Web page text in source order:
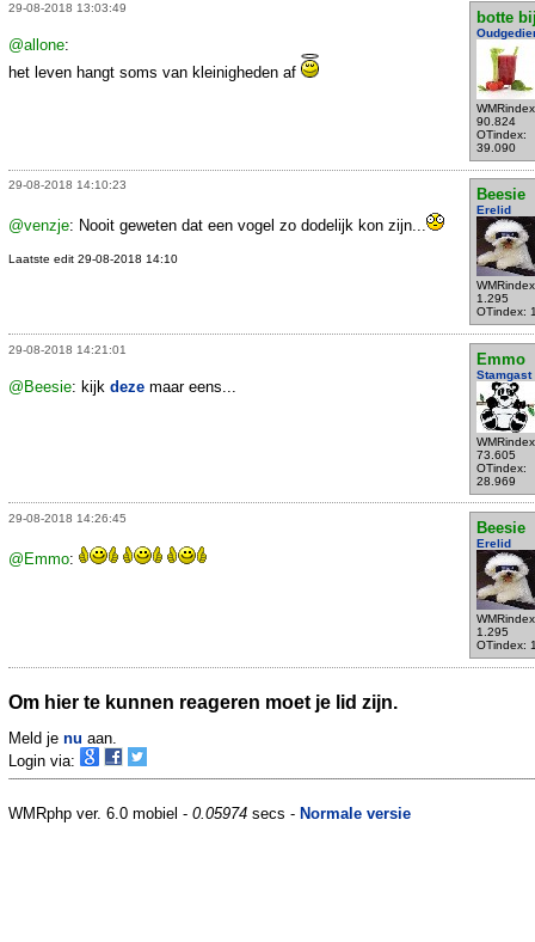
29-08-2018 13:03:49
botte
90.824
OTindex:
39.090
@allone:
het leven hangt soms van kleinigheden af
29-08-2018 14:10:23
Beesie
Erelid
1.295
OTindex:
@venzje: Nooit geweten dat een vogel zo dodelijk kon zijn...
Laatste edit 29-08-2018 14:10
29-08-2018 14:21:01
Emmo
Stamgast
73.605
OTindex:
28.969
@Beesie: kijk deze maar eens...
29-08-2018 14:26:45
Beesie
Erelid
1.295
OTindex:
@Emmo:
Om hier te kunnen reageren moet je lid zijn.
Meld je nu aan.
Login via:
WMRphp ver. 6.0 mobiel - 0.05974 secs - Normale versie